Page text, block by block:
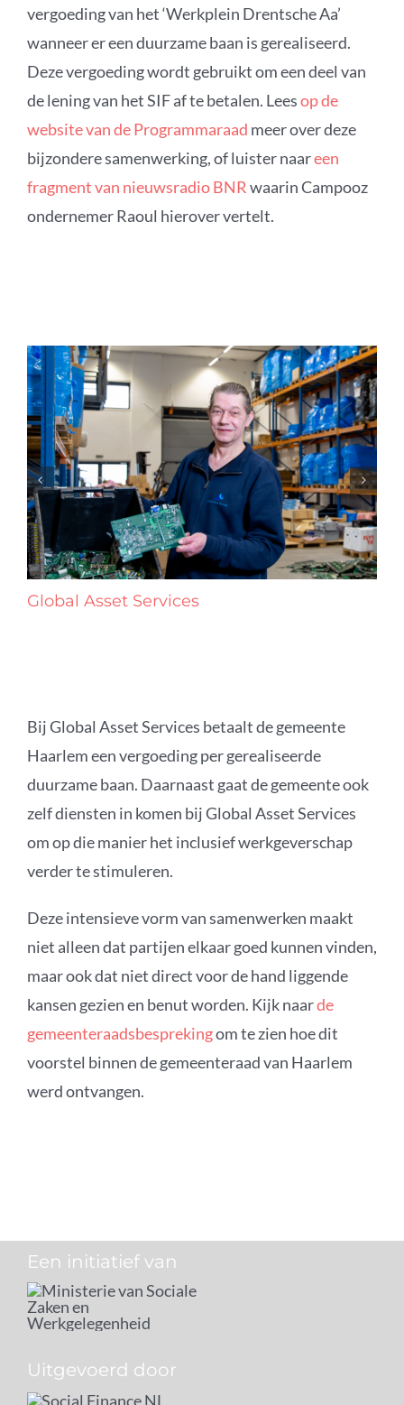
vergoeding van het ‘Werkplein Drentsche Aa’
wanneer er een duurzame baan is gerealiseerd.
Deze vergoeding wordt gebruikt om een deel van
de lening van het SIF af te betalen. Leesop de
website van de Programmaraad meer over deze
bijzondere samenwerking, of luister naareen
fragment van nieuwsradio BNR waarin Campooz
ondernemer Raoul hierover vertelt.
Global Asset Services
Bij Global Asset Services betaalt de gemeente
Haarlem een vergoeding per gerealiseerde
duurzame baan. Daarnaast gaat de gemeente ook
zelf diensten in komen bij Global Asset Services
om op die manier het inclusief werkgeverschap
verder te stimuleren.
Deze intensieve vorm van samenwerken maakt
niet alleen dat partijen elkaar goed kunnen vinden,
maar ook dat niet direct voor de hand liggende
kansen gezien en benut worden. Kijk naarde
gemeenteraadsbesprekingom te zien hoe dit
voorstel binnen de gemeenteraad van Haarlem
werd ontvangen.
Een initiatief van
Uitgevoerd door